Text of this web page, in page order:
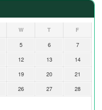
W T F
5 6
7
12 13
14
19 20
21
26 27
28